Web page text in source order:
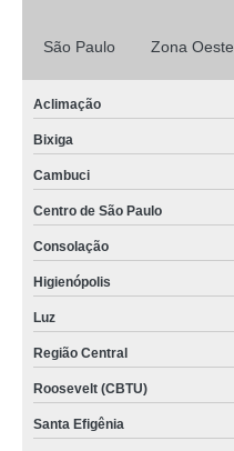
São Paulo Zona Oeste
Aclimação
Bixiga
Cambuci
Centro de São Paulo
Consolação
Higienópolis
Luz
Região Central
Roosevelt (CBTU)
Santa Efigênia